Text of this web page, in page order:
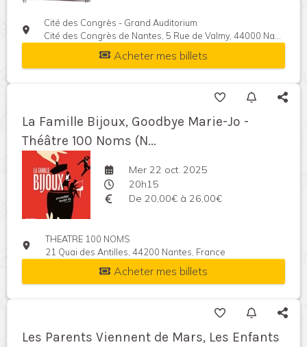
Cité des Congrès - Grand Auditorium
Cité des Congrès de Nantes, 5 Rue de Valmy, 44000 Nantes, France
Acheter mes billets
La Famille Bijoux, Goodbye Marie-Jo -
Théâtre 100 Noms (N...
Mer 22 oct. 2025
20h15
De 20,00€ à 26,00€
THEATRE 100 NOMS
21 Quai des Antilles, 44200 Nantes, France
Acheter mes billets
Les Parents Viennent de Mars, Les Enfants